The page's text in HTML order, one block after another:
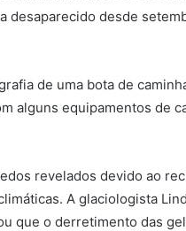
desde
de uma bota de
alguns equipamentos de
revelados devido ao
A glaciologista
que o derretimento das